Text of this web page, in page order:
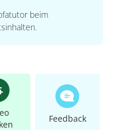
beim
Feedback